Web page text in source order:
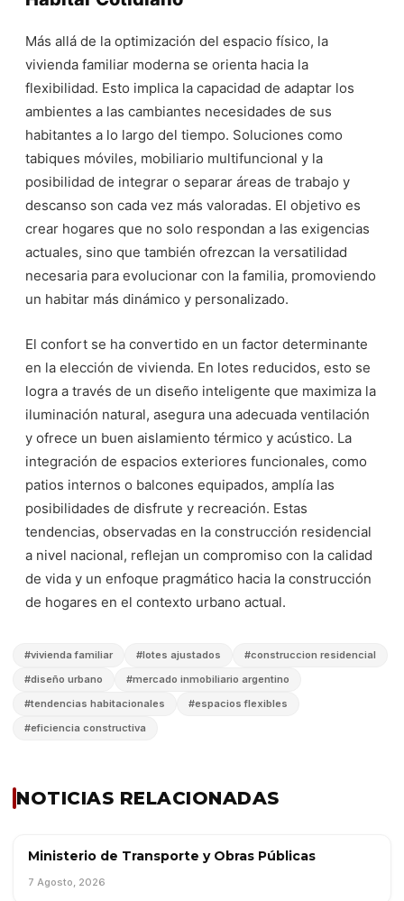
Más allá de la optimización del espacio físico, la
vivienda familiar moderna se orienta hacia la
flexibilidad. Esto implica la capacidad de adaptar los
ambientes a las cambiantes necesidades de sus
habitantes a lo largo del tiempo. Soluciones como
tabiques móviles, mobiliario multifuncional y la
posibilidad de integrar o separar áreas de trabajo y
descanso son cada vez más valoradas. El objetivo es
crear hogares que no solo respondan a las exigencias
actuales, sino que también ofrezcan la versatilidad
necesaria para evolucionar con la familia, promoviendo
un habitar más dinámico y personalizado.
El confort se ha convertido en un factor determinante
en la elección de vivienda. En lotes reducidos, esto se
logra a través de un diseño inteligente que maximiza la
iluminación natural, asegura una adecuada ventilación
y ofrece un buen aislamiento térmico y acústico. La
integración de espacios exteriores funcionales, como
patios internos o balcones equipados, amplía las
posibilidades de disfrute y recreación. Estas
tendencias, observadas en la construcción residencial
a nivel nacional, reflejan un compromiso con la calidad
de vida y un enfoque pragmático hacia la construcción
de hogares en el contexto urbano actual.
#vivienda familiar #lotes ajustados #construccion residencial
#diseño urbano #mercado inmobiliario argentino
#tendencias habitacionales #espacios flexibles
#eficiencia constructiva
NOTICIAS RELACIONADAS
OBRA PÚBLICA
Ministerio de Transporte y Obras Públicas
7 Agosto, 2026